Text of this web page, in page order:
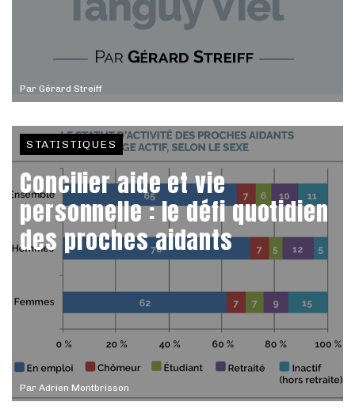
Par Gérard Streiff
Par Adrien Montbrisson
STATISTIQUES
Concilier aide et vie
personnelle : le défi quotidien
des proches aidants